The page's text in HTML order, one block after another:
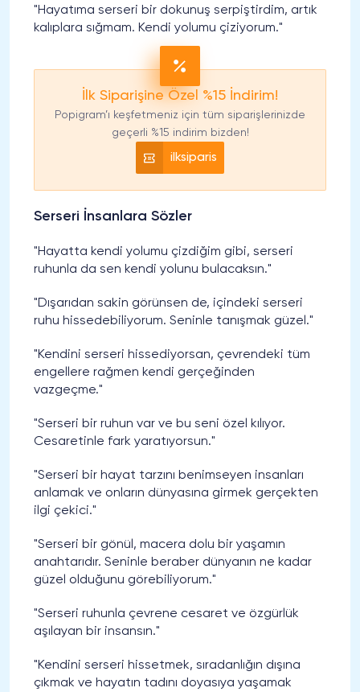
"Hayatıma serseri bir dokunuş serpiştirdim, artık
kalıplara sığmam. Kendi yolumu çiziyorum."
İlk Siparişine Özel %15 İndirim!
Popigram’ı keşfetmeniz için tüm siparişlerinizde
geçerli %15 indirim bizden!
ilksiparis
Serseri İnsanlara Sözler
"Hayatta kendi yolumu çizdiğim gibi, serseri
ruhunla da sen kendi yolunu bulacaksın."
"Dışarıdan sakin görünsen de, içindeki serseri
ruhu hissedebiliyorum. Seninle tanışmak güzel."
"Kendini serseri hissediyorsan, çevrendeki tüm
engellere rağmen kendi gerçeğinden
vazgeçme."
"Serseri bir ruhun var ve bu seni özel kılıyor.
Cesaretinle fark yaratıyorsun."
"Serseri bir hayat tarzını benimseyen insanları
anlamak ve onların dünyasına girmek gerçekten
ilgi çekici."
"Serseri bir gönül, macera dolu bir yaşamın
anahtarıdır. Seninle beraber dünyanın ne kadar
güzel olduğunu görebiliyorum."
"Serseri ruhunla çevrene cesaret ve özgürlük
aşılayan bir insansın."
"Kendini serseri hissetmek, sıradanlığın dışına
çıkmak ve hayatın tadını doyasıya yaşamak